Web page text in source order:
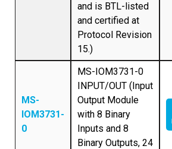
and is BTL-listed
and certified at
Protocol Revision
15.)
MS-
IOM3731-
0
MS-IOM3731-0
INPUT/OUT (Input
Output Module
with 8 Binary
Inputs and 8
Binary Outputs, 24